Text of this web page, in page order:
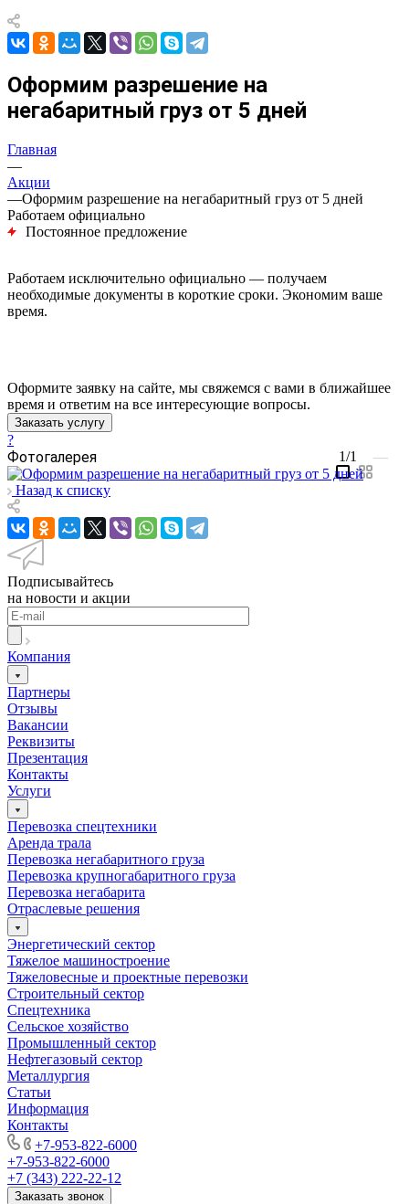
Оформим разрешение на
негабаритный груз от 5 дней
Главная
—
Акции
—Оформим разрешение на негабаритный груз от 5 дней
Работаем официально
Постоянное предложение
Работаем исключительно официально — получаем
необходимые документы в короткие сроки. Экономим ваше
время.
Оформите заявку на сайте, мы свяжемся с вами в ближайшее
время и ответим на все интересующие вопросы.
Заказать услугу
?
Фотогалерея 1/1 —
Назад к списку
Подписывайтесь
на новости и акции
Компания
Партнеры
Отзывы
Вакансии
Реквизиты
Презентация
Контакты
Услуги
Перевозка спецтехники
Аренда трала
Перевозка негабаритного груза
Перевозка крупногабаритного груза
Перевозка негабарита
Отраслевые решения
Энергетический сектор
Тяжелое машиностроение
Тяжеловесные и проектные перевозки
Строительный сектор
Спецтехника
Сельское хозяйство
Промышленный сектор
Нефтегазовый сектор
Металлургия
Статьи
Информация
Контакты
+7-953-822-6000
+7-953-822-6000
+7 (343) 222-22-12
Заказать звонок